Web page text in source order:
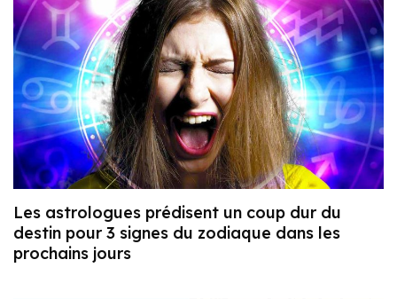
Les astrologues prédisent un coup dur du
destin pour 3 signes du zodiaque dans les
prochains jours